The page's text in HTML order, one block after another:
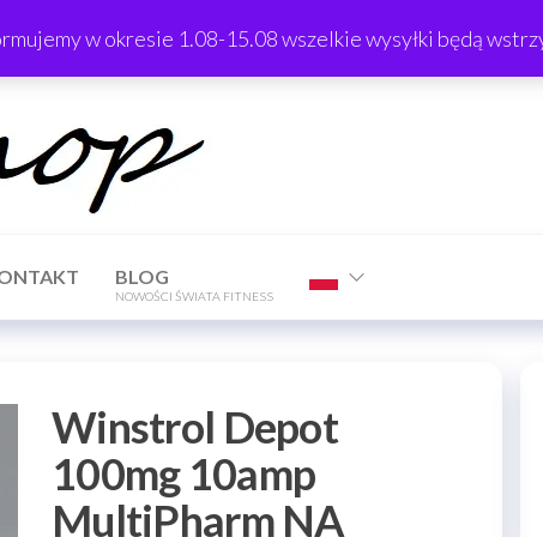
w okresie 1.08-15.08 wszelkie wysyłki będą
TrTShop
BLOG
NOWOŚCI ŚWIATA FITNESS
Winstrol Depot
100mg 10amp
MultiPharm NA